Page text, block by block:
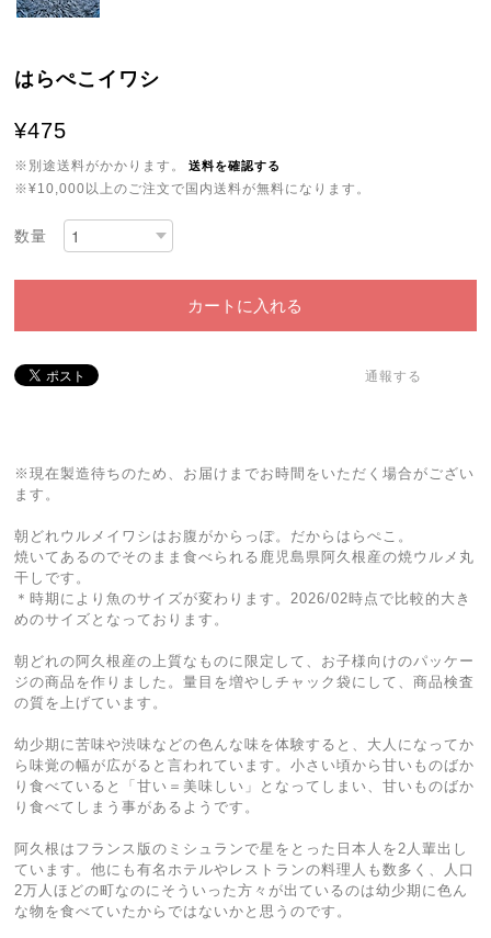
はらぺこイワシ
¥475
※別途送料がかかります。 送料を確認する
※¥10,000以上のご注文で国内送料が無料になります。
数量
カートに入れる
通報する
※現在製造待ちのため、お届けまでお時間をいただく場合がござい
ます。
朝どれウルメイワシはお腹がからっぽ。だからはらぺこ。
焼いてあるのでそのまま食べられる鹿児島県阿久根産の焼ウルメ丸
干しです。
＊時期により魚のサイズが変わります。2026/02時点で比較的大き
めのサイズとなっております。
朝どれの阿久根産の上質なものに限定して、お子様向けのパッケー
ジの商品を作りました。量目を増やしチャック袋にして、商品検査
の質を上げています。
幼少期に苦味や渋味などの色んな味を体験すると、大人になってか
ら味覚の幅が広がると言われています。小さい頃から甘いものばか
り食べていると「甘い＝美味しい」となってしまい、甘いものばか
り食べてしまう事があるようです。
阿久根はフランス版のミシュランで星をとった日本人を2人輩出し
ています。他にも有名ホテルやレストランの料理人も数多く、人口
2万人ほどの町なのにそういった方々が出ているのは幼少期に色ん
な物を食べていたからではないかと思うのです。